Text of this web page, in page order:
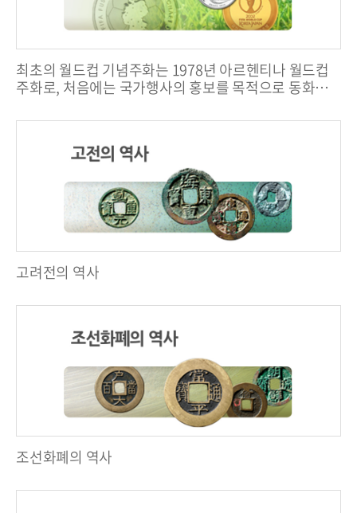
최초의 월드컵 기념주화는 1978년 아르헨티나 월드컵
주화로, 처음에는 국가행사의 홍보를 목적으로 동화와
사로
고려전의 역사
조선화폐의 역사